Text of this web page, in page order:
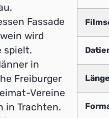
Fassade
wird
spielt.
in
Freiburger
Vereine
in Trachten.
Länge